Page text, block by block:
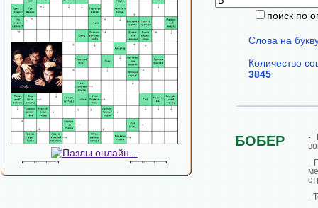
поиск по
Слова на
Количество
3845
БОБЕР
-
-
-